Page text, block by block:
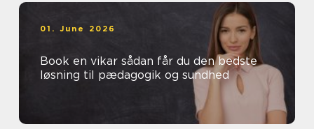
01. June 2026
Book en vikar sådan får du den bedste
løsning til pædagogik og sundhed